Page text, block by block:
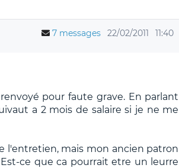
7 messages 22/02/2011 11:40
pour faute grave. En parlant
a 2 mois de salaire si je ne me
l'entretien, mais mon ancien patron
ce que ca pourrait etre un leurre